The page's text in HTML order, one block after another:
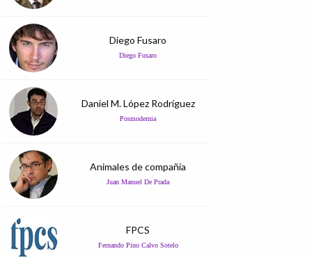
Diego Fusaro
Diego Fusaro
Daniel M. López Rodríguez
Posmodernia
Animales de compañía
Juan Manuel De Prada
FPCS
Fernando Pino Calvo Sotelo